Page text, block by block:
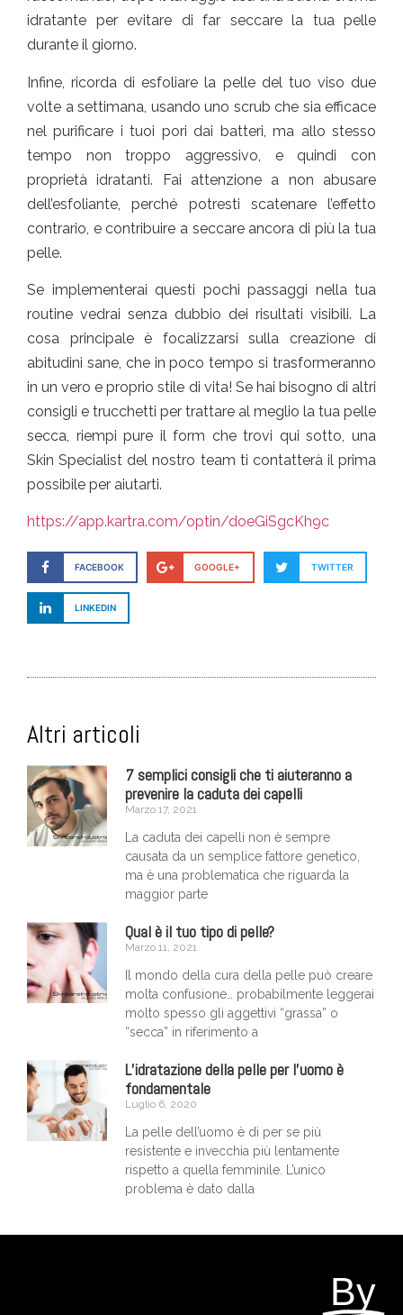
idratante per evitare di far seccare la tua pelle
durante il giorno.
Infine, ricorda di esfoliare la pelle del tuo viso due
volte a settimana, usando uno scrub che sia efficace
nel purificare i tuoi pori dai batteri, ma allo stesso
tempo non troppo aggressivo, e quindi con
proprietà idratanti. Fai attenzione a non abusare
dell’esfoliante, perché potresti scatenare l’effetto
contrario, e contribuire a seccare ancora di più la tua
pelle.
Se implementerai questi pochi passaggi nella tua
routine vedrai senza dubbio dei risultati visibili. La
cosa principale è focalizzarsi sulla creazione di
abitudini sane, che in poco tempo si trasformeranno
in un vero e proprio stile di vita! Se hai bisogno di altri
consigli e trucchetti per trattare al meglio la tua pelle
secca, riempi pure il form che trovi qui sotto, una
Skin Specialist del nostro team ti contatterà il prima
possibile per aiutarti.
https://app.kartra.com/optin/doeGiSgcKh9c
FACEBOOK GOOGLE+ TWITTER
LINKEDIN
Altri articoli
7 semplici consigli che ti aiuteranno a
prevenire la caduta dei capelli
Marzo 17, 2021
La caduta dei capelli non è sempre
causata da un semplice fattore genetico,
ma è una problematica che riguarda la
maggior parte
Qual è il tuo tipo di pelle?
Marzo 11, 2021
Il mondo della cura della pelle può creare
molta confusione… probabilmente leggerai
molto spesso gli aggettivi “grassa” o
“secca” in riferimento a
L’idratazione della pelle per l’uomo è
fondamentale
Luglio 6, 2020
La pelle dell’uomo è di per se più
resistente e invecchia più lentamente
rispetto a quella femminile. L’unico
problema è dato dalla
By